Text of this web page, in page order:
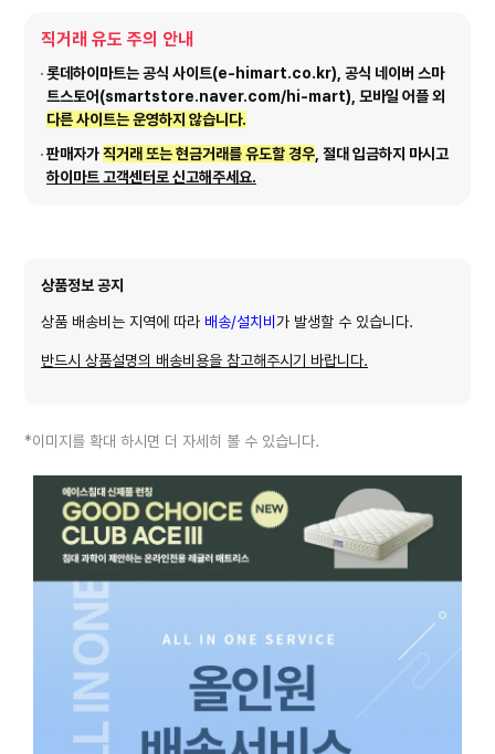
직거래 유도 주의 안내
롯데하이마트는 공식 사이트(e-himart.co.kr), 공식 네이버 스마
트스토어(smartstore.naver.com/hi-mart), 모바일 어플 외
다른 사이트는 운영하지 않습니다.
판매자가직거래 또는 현금거래를 유도할 경우, 절대 입금하지 마시고
하이마트 고객센터로 신고해주세요.
상품정보 공지
상품 배송비는 지역에 따라 배송/설치비 가 발생할 수 있습니다.
반드시 상품설명의 배송비용을 참고해주시기 바랍니다.
*이미지를 확대 하시면 더 자세히 볼 수 있습니다.